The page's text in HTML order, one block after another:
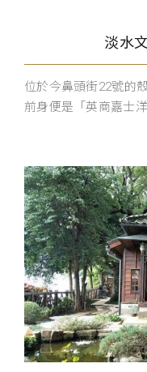
淡水
位於今鼻頭街22號的
前身便是「英商嘉士